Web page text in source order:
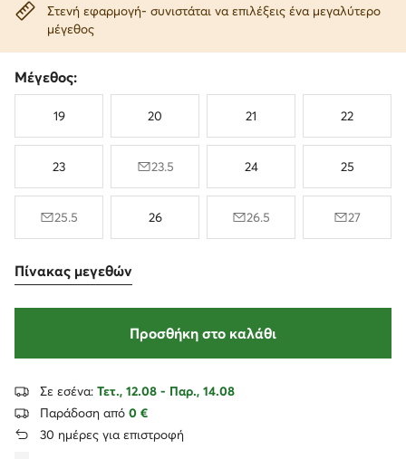
Στενή εφαρμογή- συνιστάται να επιλέξεις ένα μεγαλύτερο
μέγεθος
Μέγεθος:
19 20 21 22
23 23.5 24 25
25.5 26 26.5 27
Πίνακας μεγεθών
Προσθήκη στο καλάθι
Σε εσένα: Τετ., 12.08 - Παρ., 14.08
Παράδοση από 0 €
30 ημέρες για επιστροφή